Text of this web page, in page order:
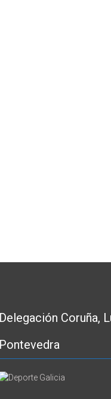
Delegación Coruña,
Pontevedra